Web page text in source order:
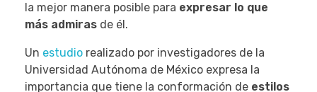
la mejor manera posible para expresar lo que
más admiras de él.
Un estudio realizado por investigadores de la
Universidad Autónoma de México expresa la
importancia que tiene la conformación de estilos